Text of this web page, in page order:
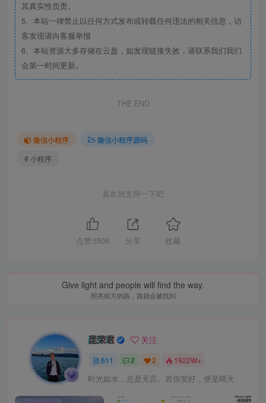
其真实性负责。
5、本站一律禁止以任何方式发布或转载任何违法的相关信息，访
客发现请向客服举报
6、本站资源大多存储在云盘，如发现链接失效，请联系我们我们
会第一时间更新。
THE END
微信小程序
微信小程序源码
# 小程序
喜欢就支持一下吧
点赞 5506 分享 收藏
Give light and people will find the way.
照亮前方的路，路就会被找到
昆荣君 关注
611 2 2 1922W+
时光如水，总是无言。若你安好，便是晴天